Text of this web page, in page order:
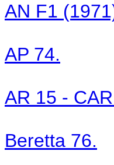
AN F1
AP 74.
AR 15 -
Beretta 76.